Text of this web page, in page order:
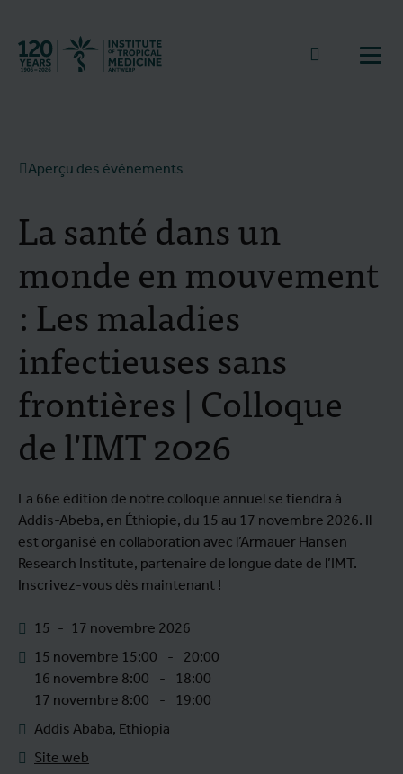
go to
Aperçu des événements
La santé dans un
monde en mouvement
: Les maladies
infectieuses sans
frontières | Colloque
de l'IMT 2026
La 66e édition de notre colloque annuel se tiendra à
Addis-Abeba, en Éthiopie, du 15 au 17 novembre 2026. Il
est organisé en collaboration avec l’Armauer Hansen
Research Institute, partenaire de longue date de l’IMT.
Inscrivez-vous dès maintenant !
15 - 17 novembre 2026
15 novembre 15:00
-
20:00
16 novembre 8:00
-
18:00
17 novembre 8:00
-
19:00
Addis Ababa, Ethiopia
Site web